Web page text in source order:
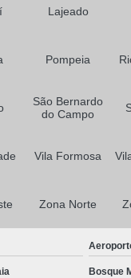
Lajeado
Pompeia
São Bernardo
do Campo
Vila Formosa
Zona Norte
Bosque